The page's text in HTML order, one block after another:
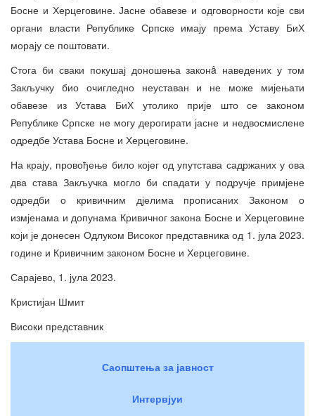
Босне и Херцеговине. Јасне обавезе и одговорности које сви
органи власти Републике Српске имају према Уставу БиХ
морају се поштовати.
Стога би сваки покушај доношења законâ наведених у том
Закључку био очигледно неуставан и не може мијењати
обавезе из Устава БиХ утолико прије што се законом
Републике Српске не могу дерогирати јасне и недвосмислене
одредбе Устава Босне и Херцеговине.
На крају, провођење било којег од упутстава садржаних у ова
два става Закључка могло би спадати у подручје примјене
одредби о кривичним дјелима прописаних Законом о
измјенама и допунама Кривичног закона Босне и Херцеговине
који је донесен Одлуком Високог представника од 1. јула 2023.
године и Кривичним законом Босне и Херцеговине.
Сарајево, 1. јула 2023.
Кристијан Шмит
Високи представник
Саопштења за јавност
Интервјуи